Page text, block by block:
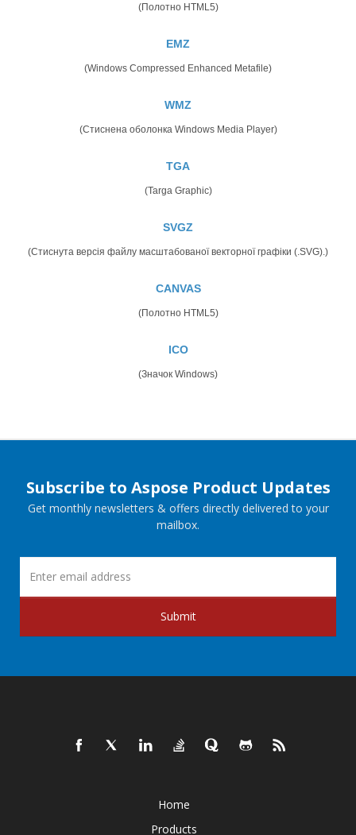
(Полотно HTML5)
EMZ
(Windows Compressed Enhanced Metafile)
WMZ
(Стиснена оболонка Windows Media Player)
TGA
(Targa Graphic)
SVGZ
(Стиснута версія файлу масштабованої векторної графіки (.SVG).)
CANVAS
(Полотно HTML5)
ICO
(Значок Windows)
Subscribe to Aspose Product Updates
Get monthly newsletters & offers directly delivered to your
mailbox.
Submit
Home
Products